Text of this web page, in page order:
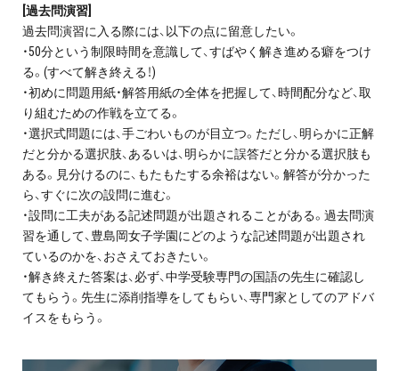
お問い合わせ・資料請求
無料体験授業とは
[過去問演習]
過去問演習に入る際には、以下の点に留意したい。
・50分という制限時間を意識して、すばやく解き進める癖をつけ
る。(すべて解き終える！)
・初めに問題用紙・解答用紙の全体を把握して、時間配分など、取
り組むための作戦を立てる。
・選択式問題には、手ごわいものが目立つ。ただし、明らかに正解
だと分かる選択肢、あるいは、明らかに誤答だと分かる選択肢も
ある。見分けるのに、もたもたする余裕はない。解答が分かった
ら、すぐに次の設問に進む。
・設問に工夫がある記述問題が出題されることがある。過去問演
習を通して、豊島岡女子学園にどのような記述問題が出題され
ているのかを、おさえておきたい。
・解き終えた答案は、必ず、中学受験専門の国語の先生に確認し
てもらう。先生に添削指導をしてもらい、専門家としてのアドバ
イスをもらう。